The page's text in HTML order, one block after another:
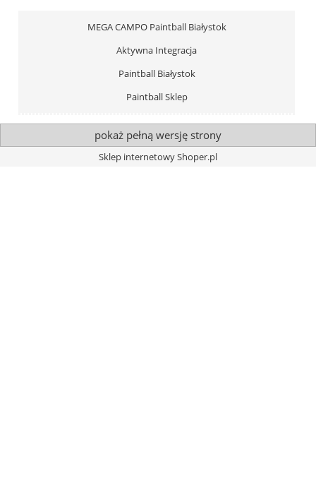
MEGA CAMPO Paintball Białystok
Aktywna Integracja
Paintball Białystok
Paintball Sklep
pokaż pełną wersję strony
Sklep internetowy Shoper.pl